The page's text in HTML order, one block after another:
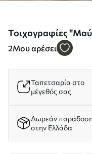
Τοιχογραφίες
u93618d3
2Μου αρέσει
Ταπετσαρία στο
μέγεθός σας
Δωρεάν παράδοση
στην Ελλάδα